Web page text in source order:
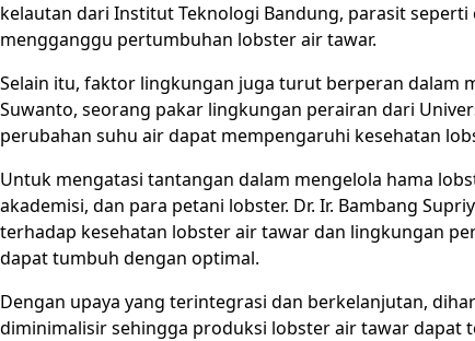
kelautan dari Institut Teknologi Bandung, parasit
mengganggu pertumbuhan lobster air tawar.
Selain itu, faktor lingkungan juga turut berperan dalam
Suwanto, seorang pakar lingkungan perairan dari
perubahan suhu air dapat mempengaruhi kesehatan
Untuk mengatasi tantangan dalam mengelola hama
akademisi, dan para petani lobster. Dr. Ir. Bambang
terhadap kesehatan lobster air tawar dan lingkungan
dapat tumbuh dengan optimal.
Dengan upaya yang terintegrasi dan berkelanjutan,
diminimalisir sehingga produksi lobster air tawar dapat